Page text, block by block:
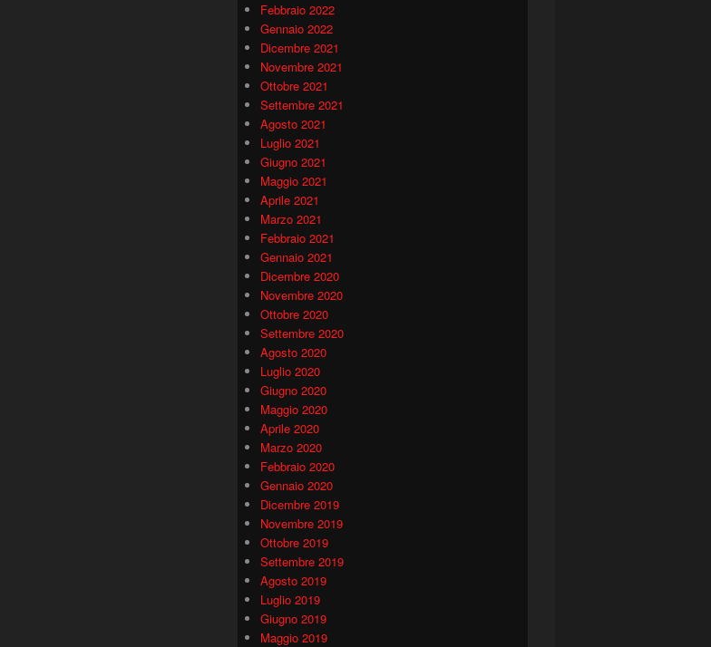
Febbraio 2022
Gennaio 2022
Dicembre 2021
Novembre 2021
Ottobre 2021
Settembre 2021
Agosto 2021
Luglio 2021
Giugno 2021
Maggio 2021
Aprile 2021
Marzo 2021
Febbraio 2021
Gennaio 2021
Dicembre 2020
Novembre 2020
Ottobre 2020
Settembre 2020
Agosto 2020
Luglio 2020
Giugno 2020
Maggio 2020
Aprile 2020
Marzo 2020
Febbraio 2020
Gennaio 2020
Dicembre 2019
Novembre 2019
Ottobre 2019
Settembre 2019
Agosto 2019
Luglio 2019
Giugno 2019
Maggio 2019